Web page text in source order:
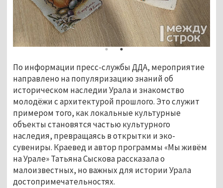
По информации пресс-службы ДДА, мероприятие
направлено на популяризацию знаний об
историческом наследии Урала и знакомство
молодёжи с архитектурой прошлого. Это служит
примером того, как локальные культурные
объекты становятся частью культурного
наследия, превращаясь в открытки и эко-
сувениры. Краевед и автор программы «Мы живём
на Урале» Татьяна Сыскова рассказала о
малоизвестных, но важных для истории Урала
достопримечательностях.